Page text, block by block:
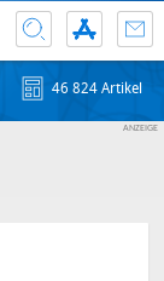
46 824 Artikel